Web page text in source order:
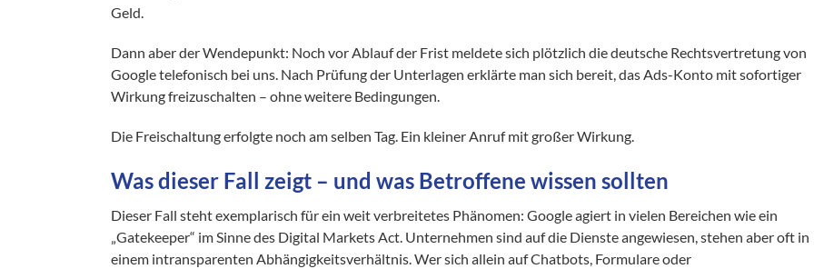
Geld.
Dann aber der Wendepunkt: Noch vor Ablauf der Frist meldete sich plötzlich die deutsche Rechtsvertretung von
Google telefonisch bei uns. Nach Prüfung der Unterlagen erklärte man sich bereit, das Ads-Konto mit sofortiger
Wirkung freizuschalten – ohne weitere Bedingungen.
Die Freischaltung erfolgte noch am selben Tag. Ein kleiner Anruf mit großer Wirkung.
Was dieser Fall zeigt – und was Betroffene wissen sollten
Dieser Fall steht exemplarisch für ein weit verbreitetes Phänomen: Google agiert in vielen Bereichen wie ein
„Gatekeeper“ im Sinne des Digital Markets Act. Unternehmen sind auf die Dienste angewiesen, stehen aber oft in
einem intransparenten Abhängigkeitsverhältnis. Wer sich allein auf Chatbots, Formulare oder